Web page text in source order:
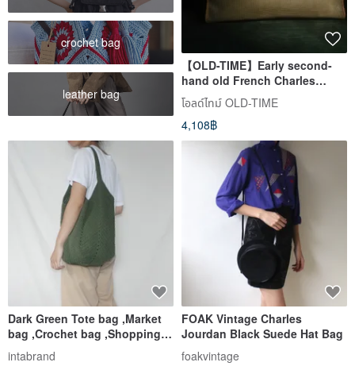
crochet bag
leather bag
【OLD-TIME】Early second-
hand old French Charles
Jourdan briefcase
โอลด์ไทม์ OLD-TIME
4,108฿
Dark Green Tote bag ,Market
bag ,Crochet bag ,Shopping
bag
intabrand
FOAK Vintage Charles
Jourdan Black Suede Hat Bag
foakvintage